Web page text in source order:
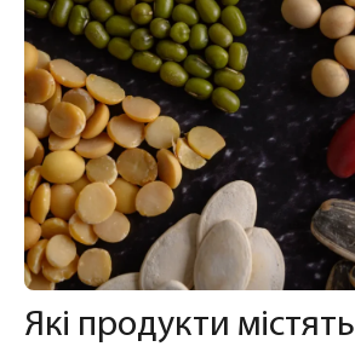
Які продукти містять